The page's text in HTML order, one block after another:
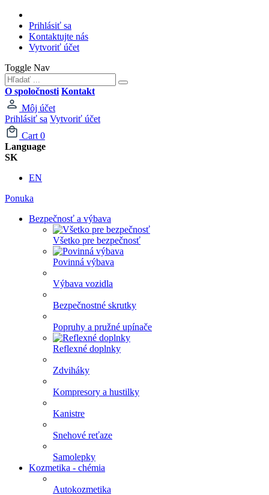
Prihlásiť sa
Kontaktujte nás
Vytvoriť účet
Toggle Nav
O spoločnosti Kontakt
Môj účet
Prihlásiť sa Vytvoriť účet
Cart 0
Language
SK
EN
Ponuka
Bezpečnosť a výbava
Všetko pre bezpečnosť
Povinná výbava
Výbava vozidla
Bezpečnostné skrutky
Popruhy a pružné upínače
Reflexné doplnky
Zdviháky
Kompresory a hustilky
Kanistre
Snehové reťaze
Samolepky
Kozmetika - chémia
Autokozmetika